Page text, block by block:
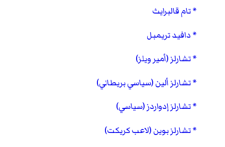
تام قالبرايث
دافيد تريمبل
تشارلز (أمير ويلز)
تشارلز ألين (سياسي بريطاني)
تشارلز إدواردز (سياسي)
تشارلز بوين (لاعب كريكت)